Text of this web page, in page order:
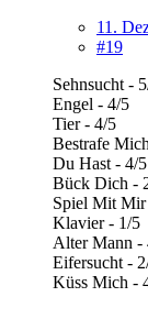
11.
#19
Sehnsucht -
Engel - 4/5
Tier - 4/5
Bestrafe
Du Hast - 4/5
Bück Dich -
Spiel Mit Mir
Klavier - 1/5
Alter Mann -
Eifersucht -
Küss Mich -